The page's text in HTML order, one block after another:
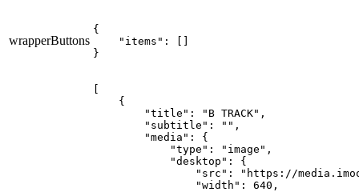
wrapperButtons
{
    "items": []
}
    {
        "title": "B TRACK",
        "subtitle": "",
        "media": {
            "type": "image",
            "desktop": {
"src": "https://
                "width": 640,